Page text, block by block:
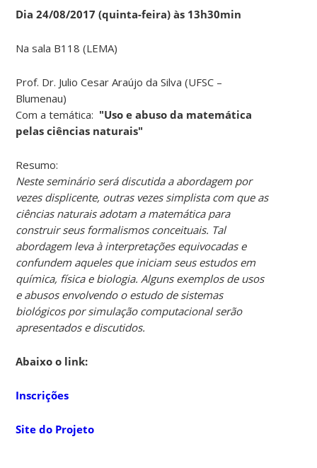
Dia 24/08/2017 (quinta-feira) às 13h30min
Na sala B118 (LEMA)
Prof. Dr. Julio Cesar Araújo da Silva (UFSC –
Blumenau)
Com a temática: "Uso e abuso da matemática
pelas ciências naturais"
Resumo:
Neste seminário será discutida a abordagem por
vezes displicente, outras vezes simplista com que as
ciências naturais adotam a matemática para
construir seus formalismos conceituais. Tal
abordagem leva à interpretações equivocadas e
confundem aqueles que iniciam seus estudos em
química, física e biologia. Alguns exemplos de usos
e abusos envolvendo o estudo de sistemas
biológicos por simulação computacional serão
apresentados e discutidos.
Abaixo o link:
Inscrições
Site do Projeto